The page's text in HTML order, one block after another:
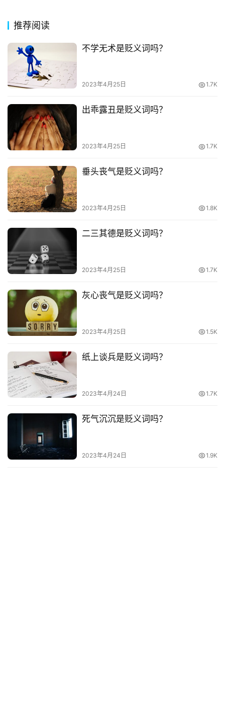
词
常
贺
词
络
热
电
影
台
其
他
词
推荐阅读
不学无术是贬义词吗？
2023年4月25日 1.7K
出乖露丑是贬义词吗？
2023年4月25日 1.7K
垂头丧气是贬义词吗？
2023年4月25日 1.8K
二三其德是贬义词吗？
2023年4月25日 1.7K
灰心丧气是贬义词吗？
2023年4月25日 1.5K
纸上谈兵是贬义词吗？
2023年4月24日 1.7K
死气沉沉是贬义词吗？
2023年4月24日 1.9K